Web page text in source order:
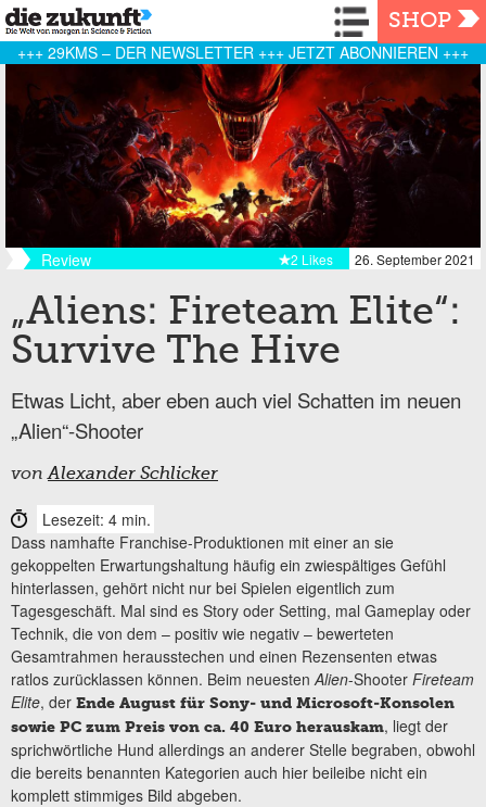
Navigation
SHOP
+++ 29KMS – DER NEWSLETTER +++ JETZT ABONNIEREN +++
Review 26. September 2021
2 Likes
„Aliens: Fireteam Elite“:
Survive The Hive
Etwas Licht, aber eben auch viel Schatten im neuen
„Alien“-Shooter
vonAlexander Schlicker
Lesezeit: 4 min.
Dass namhafte Franchise-Produktionen mit einer an sie
gekoppelten Erwartungshaltung häufig ein zwiespältiges Gefühl
hinterlassen, gehört nicht nur bei Spielen eigentlich zum
Tagesgeschäft. Mal sind es Story oder Setting, mal Gameplay oder
Technik, die von dem – positiv wie negativ – bewerteten
Gesamtrahmen herausstechen und einen Rezensenten etwas
ratlos zurücklassen können. Beim neuesten Alien-Shooter Fireteam
Elite, der Ende August für Sony- und Microsoft-Konsolen
sowie PC zum Preis von ca. 40 Euro herauskam, liegt der
sprichwörtliche Hund allerdings an anderer Stelle begraben, obwohl
die bereits benannten Kategorien auch hier beileibe nicht ein
komplett stimmiges Bild abgeben.